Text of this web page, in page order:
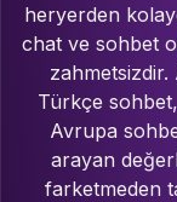
heryerden
chat ve sohbet
Türkçe
Avrupa
arayan
farketmeden